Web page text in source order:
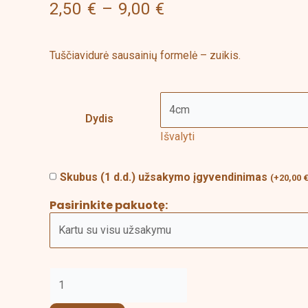
2,50 € – 9,00 €
Tuščiavidurė sausainių formelė – zuikis.
Dydis
Išvalyti
Skubus (1 d.d.) užsakymo įgyvendinimas (+20,00 €
Pasirinkite pakuotę:
-
sausainių